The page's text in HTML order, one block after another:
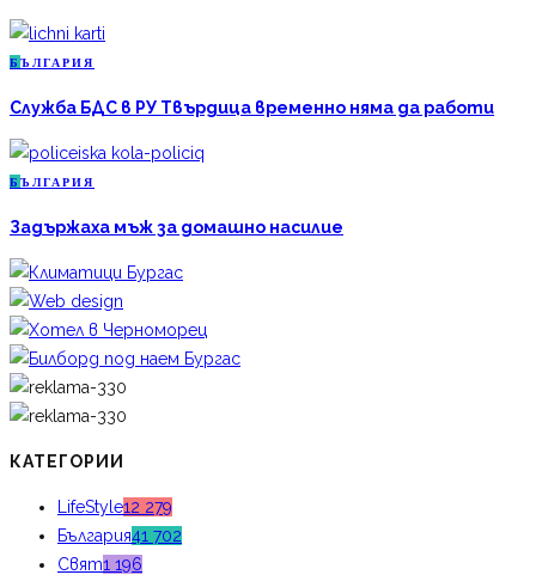
Б ЪЛГАРИЯ
Служба БДС в РУ Твърдица временно няма да работи
Б ЪЛГАРИЯ
Задържаха мъж за домашно насилие
КАТЕГОРИИ
LifeStyle12 279
България41 702
Свят1 196